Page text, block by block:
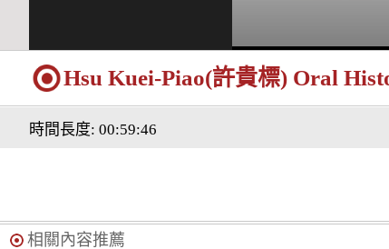
Hsu Kuei-Piao(許貴標) Oral
時間長度: 00:59:46
相關內容推薦